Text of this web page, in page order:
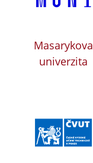
Masarykova
univerzita